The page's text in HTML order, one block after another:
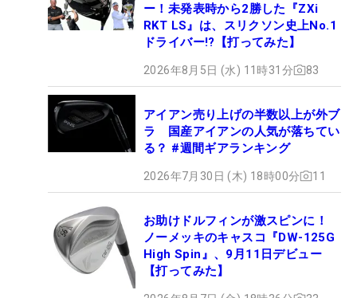
ー！未発表時から2勝した『ZXi
RKT LS』は、スリクソン史上No.1
ドライバー!?【打ってみた】
2026年8月5日 (水) 11時31分 83
アイアン売り上げの半数以上が外ブ
ラ 国産アイアンの人気が落ちてい
る？ #週間ギアランキング
2026年7月30日 (木) 18時00分 11
お助けドルフィンが激スピンに！
ノーメッキのキャスコ『DW-125G
High Spin』、9月11日デビュー
【打ってみた】